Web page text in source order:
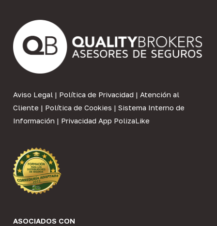
Aviso Legal| Política de Privacidad | Atención al
Cliente | Política de Cookies | Sistema Interno de
Información | Privacidad App PolizaLike
ASOCIADOS CON